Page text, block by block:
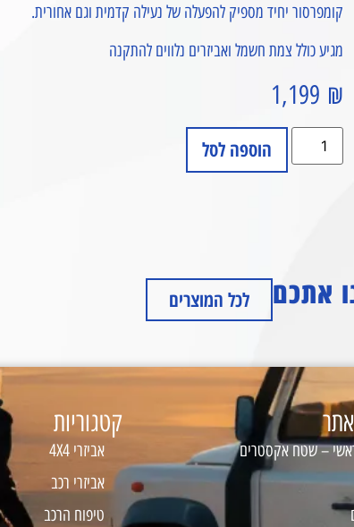
קומפרסור יחיד מספיק להפעלה של נעילה קדמית וגם אחורית.
מגיע כולל צמת חשמל ואביזרים נלווים להתקנה
1,199 ₪
הוספה לסל
אתכם לכל המוצרים
– שטח אקסטרים
קטגוריות
אביזרי 4X4
אביזרי רכב
טיפוח הרכב